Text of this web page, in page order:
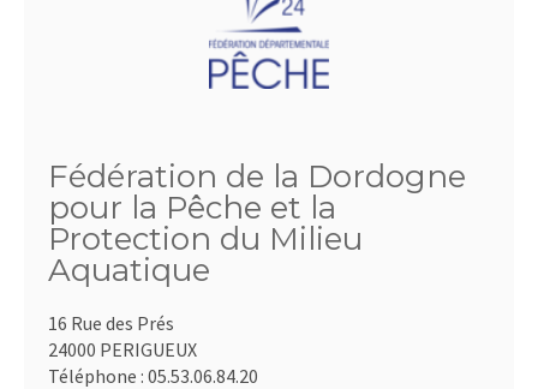
Fédération de la Dordogne
pour la Pêche et la
Protection du Milieu
Aquatique
16 Rue des Prés
24000 PERIGUEUX
Téléphone : 05.53.06.84.20